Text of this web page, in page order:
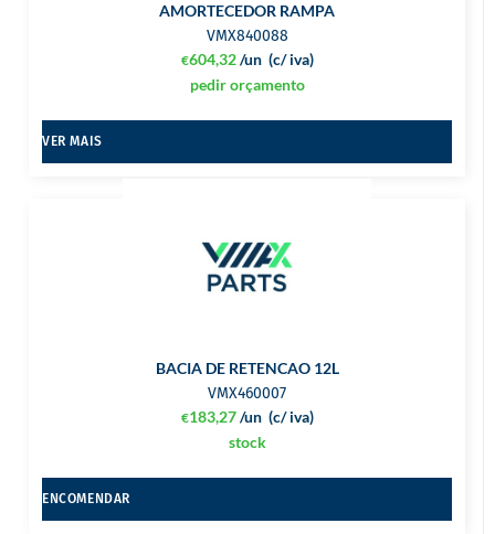
AMORTECEDOR RAMPA
VMX840088
€604,32 (c/ iva)
/un
pedir orçamento
VER MAIS
BACIA DE RETENCAO 12L
VMX460007
€183,27 (c/ iva)
/un
stock
ENCOMENDAR